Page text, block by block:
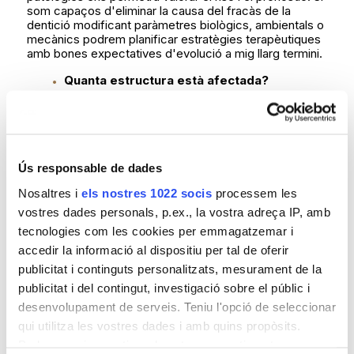
Ús responsable de dades
Nosaltres i els nostres 1022 socis processem les
vostres dades personals, p.ex., la vostra adreça IP, amb
tecnologies com les cookies per emmagatzemar i
accedir la informació al dispositiu per tal de oferir
publicitat i continguts personalitzats, mesurament de la
publicitat i del contingut, investigació sobre el públic i
desenvolupament de serveis. Teniu l'opció de seleccionar
qui utilitza les vostres dades i amb quins propòsits.
som capaços d'eliminar la causa del fracàs de la
dentició modificant paràmetres biològics, ambientals o
mecànics podrem planificar estratègies terapèutiques
amb bones expectatives d'evolució a mig llarg termini.
Quanta estructura està afectada?
Les dents i el sistema periodontal sofreixen un procés
d'envelliment natural, en els casos de desgastos, o
l'edat del pacient, la severitat d'afectació de
l'estructura dentària i el suport periodontal estan
afectats modifiqués clarament la nostra estratègia
terapèutica, i les tècniques que hàgim d'emprar per a
restablir la salut en la boca aconseguint resultats
estètics i funcionals estables.
El procés de desgast està actiu?
L'activitat és un indicatiu de necessitat de tractament.
Quan un procés està actiu hem d'entendre primer que
hem de controlar l'origen per a detenir el procés
destructiu, per la qual cosa quant iniciem el tractament